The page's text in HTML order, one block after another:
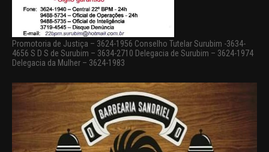
Promotoria de Justiça – 3624-1956 Conselho Tutelar Surubim -3634-
4656 S D S de Surubim – 3634-2710 Delegacia de Surubim – 3624-1974
Delegacia da Mulher – 3624-1983